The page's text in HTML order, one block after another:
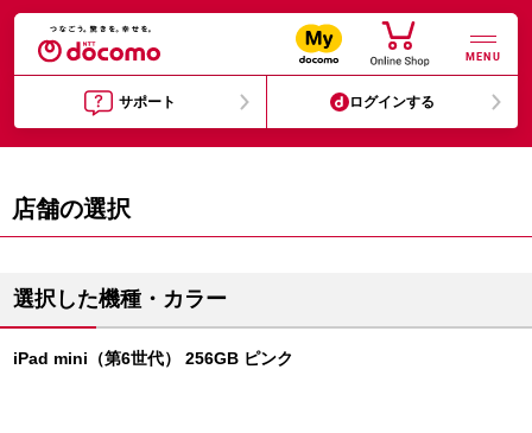
MENU
サポート ログインする
店舗の選択
選択した機種・カラー
iPad mini（第6世代） 256GB ピンク